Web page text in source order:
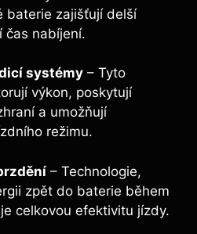
baterie zajišťují delší
čas nabíjení.
systémy – Tyto
výkon, poskytují
a umožňují
režimu.
– Technologie,
zpět do baterie během
celkovou efektivitu jízdy.